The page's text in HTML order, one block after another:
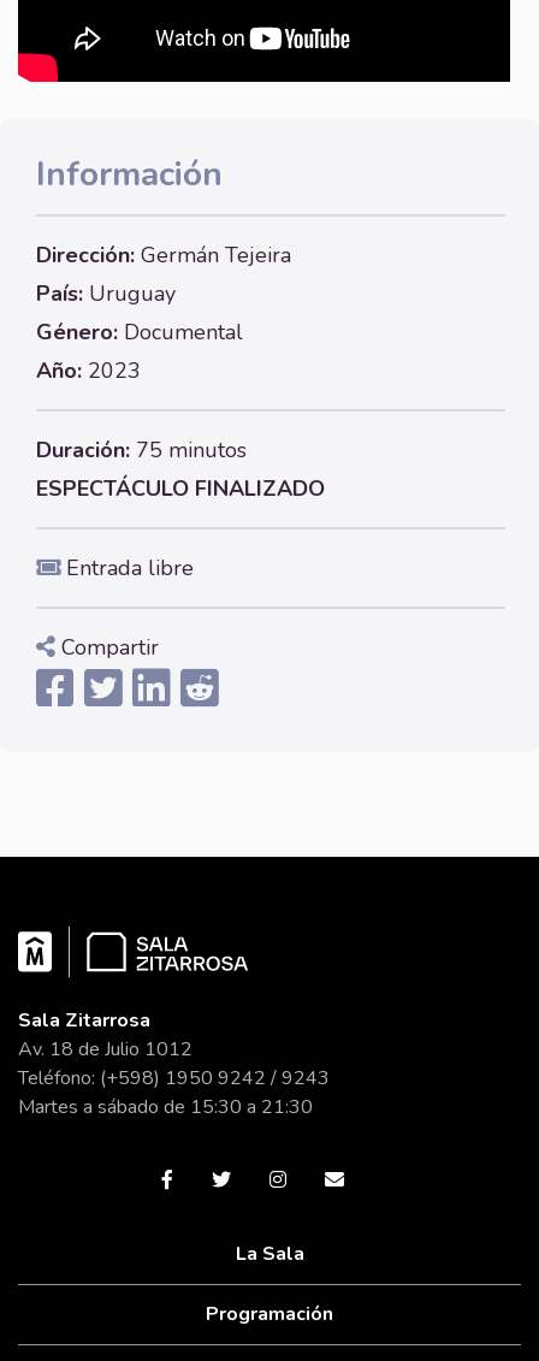
Información
Dirección: Germán Tejeira
País: Uruguay
Género: Documental
Año: 2023
Duración: 75 minutos
ESPECTÁCULO FINALIZADO
Entrada libre
Compartir
Sala Zitarrosa
Av. 18 de Julio 1012
Teléfono: (+598) 1950 9242 / 9243
Martes a sábado de 15:30 a 21:30
La Sala
Programación